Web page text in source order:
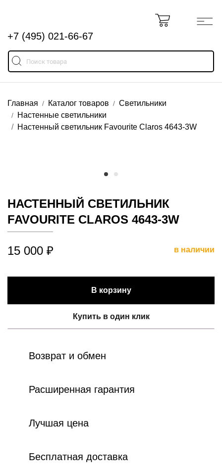
+7 (495) 021-66-67
Главная Каталог товаров
Светильники
Настенные светильники
Настенный светильник Favourite Claros 4643-3W
НАСТЕННЫЙ СВЕТИЛЬНИК
FAVOURITE CLAROS 4643-3W
15 000 ₽ в наличии
В корзину
Купить в один клик
Возврат и обмен
Расширенная гарантия
Лучшая цена
Бесплатная доставка